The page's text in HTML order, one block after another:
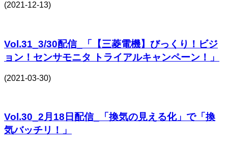
(2021-12-13)
Vol.31_3/30配信_「【三菱電機】びっくり！ビジ
ョン！センサモニタ トライアルキャンペーン！」
(2021-03-30)
Vol.30_2月18日配信_「換気の見える化」で「換
気バッチリ！」